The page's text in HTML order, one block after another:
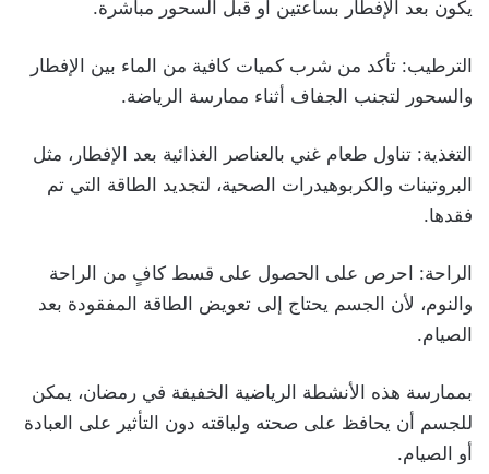
يكون بعد الإفطار بساعتين أو قبل السحور مباشرة.
الترطيب: تأكد من شرب كميات كافية من الماء بين الإفطار
والسحور لتجنب الجفاف أثناء ممارسة الرياضة.
التغذية: تناول طعام غني بالعناصر الغذائية بعد الإفطار، مثل
البروتينات والكربوهيدرات الصحية، لتجديد الطاقة التي تم
فقدها.
الراحة: احرص على الحصول على قسط كافٍ من الراحة
والنوم، لأن الجسم يحتاج إلى تعويض الطاقة المفقودة بعد
الصيام.
بممارسة هذه الأنشطة الرياضية الخفيفة في رمضان، يمكن
للجسم أن يحافظ على صحته ولياقته دون التأثير على العبادة
أو الصيام.